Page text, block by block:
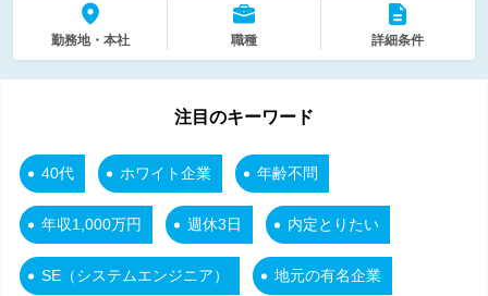
勤務地・本社 職種 詳細条件
注目のキーワード
40代 ホワイト企業 年齢不問
年収1,000万円 週休3日 内定とりたい
SE（システムエンジニア） 地元の有名企業